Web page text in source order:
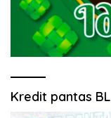
Kredit pantas BL